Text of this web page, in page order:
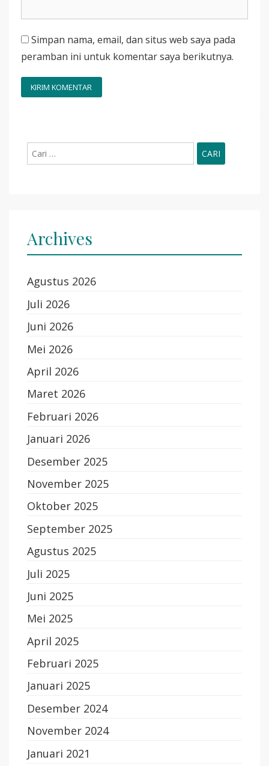
Simpan nama, email, dan situs web saya pada
peramban ini untuk komentar saya berikutnya.
untuk:
Archives
Agustus 2026
Juli 2026
Juni 2026
Mei 2026
April 2026
Maret 2026
Februari 2026
Januari 2026
Desember 2025
November 2025
Oktober 2025
September 2025
Agustus 2025
Juli 2025
Juni 2025
Mei 2025
April 2025
Februari 2025
Januari 2025
Desember 2024
November 2024
Januari 2021